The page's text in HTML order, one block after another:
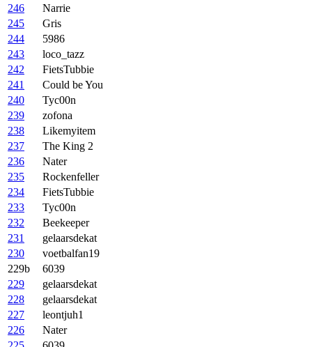
246
Narrie
245
Gris
244
5986
243
loco_tazz
242
FietsTubbie
241
Could be You
240
Tyc00n
239
zofona
238
Likemyitem
237
The King 2
236
Nater
235
Rockenfeller
234
FietsTubbie
233
Tyc00n
232
Beekeeper
231
gelaarsdekat
230
voetbalfan19
229b
6039
229
gelaarsdekat
228
gelaarsdekat
227
leontjuh1
226
Nater